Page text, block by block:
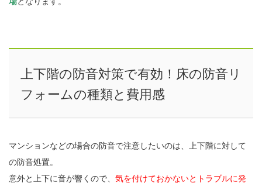
上下階の防音対策で有効！床の防音リ
フォームの種類と費用感
マンションなどの場合の防音で注意したいのは、上下階に対して
の防音処置。
意外と上下に音が響くので、 気を付けておかないとトラブルに発